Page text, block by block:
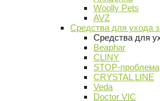
Woolly Pets
AVZ
Средства для ухода
Средства для
Beaphar
CLINY
STOP-проблема
CRYSTAL LINE
Veda
Doctor VIC